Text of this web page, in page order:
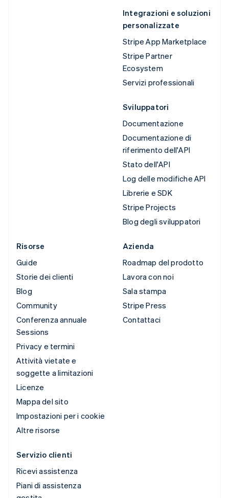
Integrazioni e soluzioni
personalizzate
Stripe App Marketplace
Stripe Partner
Ecosystem
Servizi professionali
Sviluppatori
Documentazione
Documentazione di
riferimento dell'API
Stato dell'API
Log delle modifiche API
Librerie e SDK
Stripe Projects
Blog degli sviluppatori
Risorse
Guide
Storie dei clienti
Blog
Community
Conferenza annuale
Sessions
Privacy e termini
Attività vietate e
soggette a limitazioni
Licenze
Mappa del sito
Impostazioni per i cookie
Altre risorse
Azienda
Roadmap del prodotto
Lavora con noi
Sala stampa
Stripe Press
Contattaci
Servizio clienti
Ricevi assistenza
Piani di assistenza